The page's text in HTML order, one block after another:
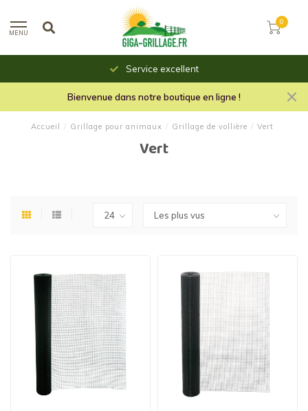
MENU
0
Service excellent
Bienvenue dans notre boutique en ligne !
Accueil / Grillage pour animaux / Grillage de vollière / Vert
Vert